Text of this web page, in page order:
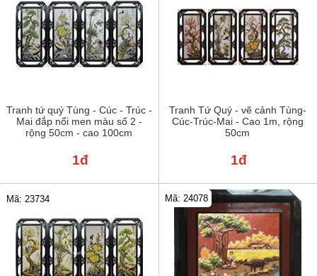
Tranh tứ quý Tùng - Cúc - Trúc -
Mai đắp nổi men màu số 2 -
rộng 50cm - cao 100cm
1đ
Tranh Tứ Quý - vẽ cảnh Tùng-
Cúc-Trúc-Mai - Cao 1m, rộng
50cm
1đ
Mã: 23734 Mã: 24078